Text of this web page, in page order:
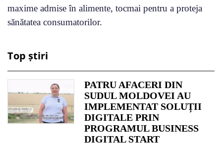
maxime admise în alimente, tocmai pentru a proteja
sănătatea consumatorilor.
Top știri
PATRU AFACERI DIN
SUDUL MOLDOVEI AU
IMPLEMENTAT SOLUȚII
DIGITALE PRIN
PROGRAMUL BUSINESS
DIGITAL START